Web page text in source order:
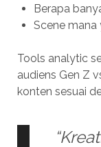
Berapa
Scene
Tools analytic
audiens Gen Z
konten sesuai